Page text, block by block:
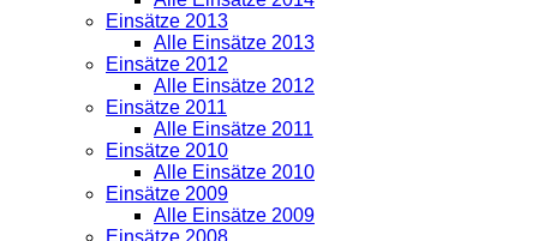
Einsätze 2013
Alle Einsätze 2013
Einsätze 2012
Alle Einsätze 2012
Einsätze 2011
Alle Einsätze 2011
Einsätze 2010
Alle Einsätze 2010
Einsätze 2009
Alle Einsätze 2009
Einsätze 2008